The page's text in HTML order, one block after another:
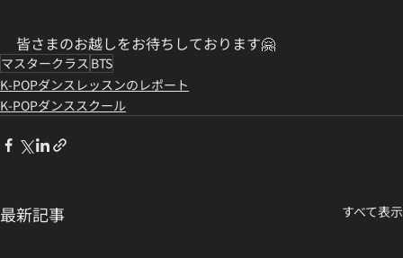
皆さまのお越しをお待ちしております🤗
マスタークラス BTS
K-POPダンスレッスンのレポート
K-POPダンススクール
最新記事 すべて表示